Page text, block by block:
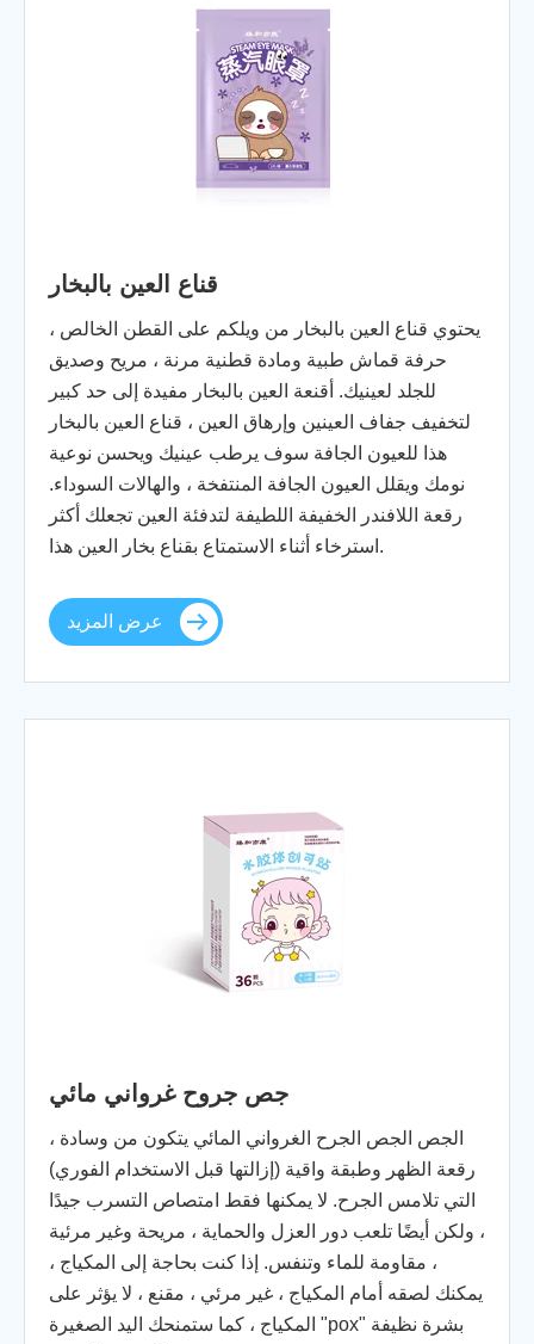
قناع العين بالبخار
يحتوي قناع العين بالبخار من ويلكم على القطن الخالص ،
حرفة قماش طبية ومادة قطنية مرنة ، مريح وصديق
للجلد لعينيك. أقنعة العين بالبخار مفيدة إلى حد كبير
لتخفيف جفاف العينين وإرهاق العين ، قناع العين بالبخار
هذا للعيون الجافة سوف يرطب عينيك ويحسن نوعية
نومك ويقلل العيون الجافة المنتفخة ، والهالات السوداء.
رقعة اللافندر الخفيفة اللطيفة لتدفئة العين تجعلك أكثر
استرخاء أثناء الاستمتاع بقناع بخار العين هذا.
جص جروح غرواني مائي
الجص الجص الجرح الغرواني المائي يتكون من وسادة ،
رقعة الظهر وطبقة واقية (إزالتها قبل الاستخدام الفوري)
التي تلامس الجرح. لا يمكنها فقط امتصاص التسرب جيدًا
، ولكن أيضًا تلعب دور العزل والحماية ، مريحة وغير مرئية
، مقاومة للماء وتنفس. إذا كنت بحاجة إلى المكياج ،
يمكنك لصقه أمام المكياج ، غير مرئي ، مقنع ، لا يؤثر على
المكياج ، كما ستمنحك اليد الصغيرة "pox" بشرة نظيفة